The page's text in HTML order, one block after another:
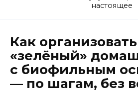
настоящее
Как организовать
«зелёный»
с биофильным
— по шагам, без